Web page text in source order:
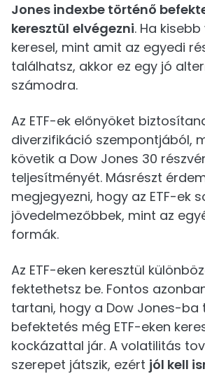
Jones indexbe történő
keresztül elvégezni. Ha
keresel, mint amit az egyedi
találhatsz, akkor ez egy jó
számodra.
Az ETF-ek előnyöket
diverzifikáció szempontjából,
követik a Dow Jones 30
teljesítményét. Másrészt
megjegyezni, hogy az ETF-ek
jövedelmezőbbek, mint az
formák.
Az ETF-eken keresztül
fektethetsz be. Fontos
tartani, hogy a Dow Jones-ba
befektetés még ETF-eken
kockázattal jár. A volatilitás
szerepet játszik, ezért jól kell